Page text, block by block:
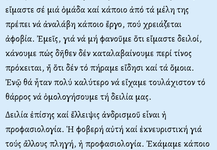
εἴμαστε σέ μιά ὁμάδα καί κάποιο ἀπό τά μέλη της
πρέπει νά ἀναλάβη κάποιο ἔργο, πού χρειάζεται
ἀφοβία. Ἐμεῖς, γιά νά μή φανοῦμε ὅτι εἴμαστε δειλοί,
κάνουμε πώς δῆθεν δέν καταλαβαίνουμε περί τίνος
πρόκειται, ἤ ὅτι δέν τό πήραμε εἴδησι καί τά ὅμοια.
Ἐνῷ θά ἦταν πολύ καλύτερο νά εἴχαμε τουλάχιστον τό
θάρρος νά ὁμολογήσουμε τή δειλία μας.
Δειλία ἐπίσης καί ἔλλειψις ἀνδρισμοῦ εἶναι ἡ
προφασιολογία. Ἡ φοβερή αὐτή καί ἐκνευριστική γιά
τούς ἄλλους πληγή, ἡ προφασιολογία. Ἐκάμαμε κάποιο